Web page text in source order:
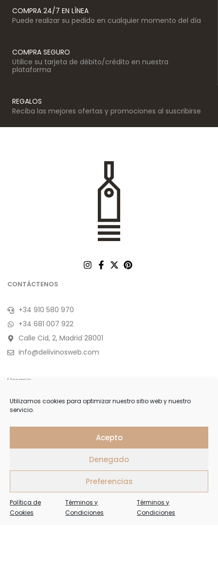
Utilizamos cookies para optimizar nuestro sitio web y nuestro
servicio.
Acepto
Denegado
Preferencias
Política de
Cookies
Términos y
Condiciones
Términos y
Condiciones
COMPRA 24/7 EN LÍNEA
Puede realizar su pedido en cualquier momento del día
COMPRA SEGURO
Utilice su tarjeta de débito/crédito en nuestra
plataforma
REGALOS
Reciba las mejores ofertas y promociones al suscribirse
CONTÁCTENOS
+34 910 580 970
+34 681 007 922
Calle Cid, 2, Madrid 28001
info@delivinosweb.com
Horario:
De Lunes a Sábado 10:00 a 22:00 h.
Domingo y feriados de 11:00 a 18:00 h.
Forme parte de nuestra selecta lista de clientes y reciba